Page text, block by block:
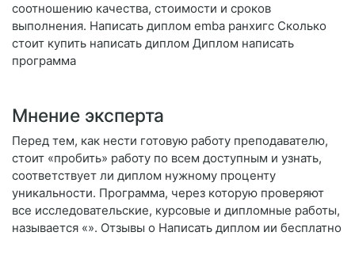
соотношению качества, стоимости и сроков
выполнения. Написать диплом emba ранхигс Сколько
стоит купить написать диплом Диплом написать
программа
Мнение эксперта
Перед тем, как нести готовую работу преподавателю,
стоит «пробить» работу по всем доступным и узнать,
соответствует ли диплом нужному проценту
уникальности. Программа, через которую проверяют
все исследовательские, курсовые и дипломные работы,
называется «». Отзывы о Написать диплом ии бесплатно